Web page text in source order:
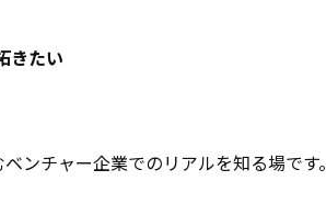
きたい
ンチャー企業でのリアルを知る場です。